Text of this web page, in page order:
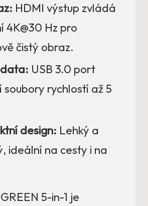
HDMI výstup zvládá
4K@30 Hz pro
čistý obraz.
USB 3.0 port
soubory rychlostí až 5
design: Lehký a
ideální na cesty i na
5-in-1 je